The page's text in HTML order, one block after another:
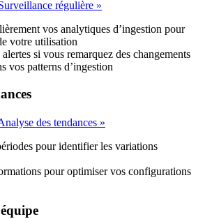
régulière »
vos analytiques d’ingestion pour
votre utilisation
si vous remarquez des changements
vos patterns d’ingestion
des tendances »
pour identifier les variations
pour optimiser vos configurations